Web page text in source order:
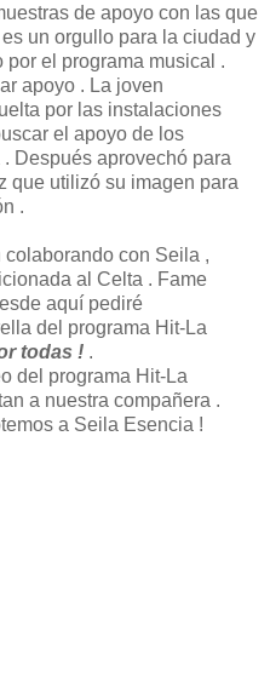
de apoyo con las que
un orgullo para la ciudad y
el programa musical .
apoyo . La joven
por las instalaciones
el apoyo de los
Después aprovechó para
que utilizó su imagen para
.
con Seila ,
al Celta . Fame
aquí pediré
del programa Hit-La
todas ! .
del programa Hit-La
a nuestra compañera .
a Seila Esencia !